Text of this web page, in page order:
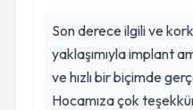
Son derece ilgili ve
yaklaşımıyla implant
ve hızlı bir biçimde
Hocamıza çok